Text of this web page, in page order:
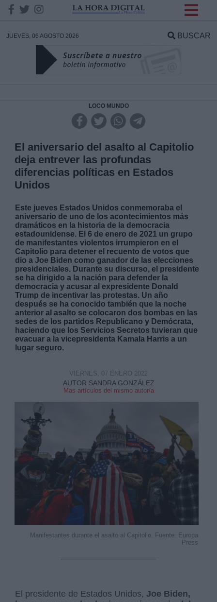
JUEVES, 06 AGOSTO 2026 BUSCAR
LOCO MUNDO
El aniversario del asalto al Capitolio
deja entrever las profundas
diferencias políticas en Estados
Unidos
Este jueves Estados Unidos conmemoraba el
aniversario de uno de los acontecimientos más
dramáticos en la historia de la democracia
estadounidense. El 6 de enero de 2021 un grupo
de manifestantes violentos irrumpieron en el
Capitolio para detener el recuento de votos que
dio a Joe Biden como ganador de las elecciones
presidenciales. Durante su discurso, el presidente
se ha dirigido a la nación para defender la
democracia y acusar al expresidente Donald
Trump de incentivar las protestas. Un año
después se ha conocido también que la noche
anterior al asalto se colocaron dos bombas en las
sedes de los partidos Republicano y Demócrata,
haciendo que los Servicios Secretos tuvieran que
evacuar a la vicepresidenta Kamala Harris a un
lugar seguro.
AUTOR SANDRA GONZÁLEZ
Mas artículos del mismo autor/a
VIERNES, 07 ENERO 2022
Manifestantes durante el asalto al Capitolio. Fuente: Europa
Press
El presidente de Estados Unidos, Joe Biden,
DATOS
Responsable:
Legitimación:
Derechos:
link
Información adicional
link